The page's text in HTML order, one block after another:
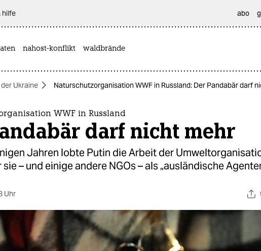
hilfe abo
nahost-konflikt waldbrände
Ukraine Naturschutzorganisation WWF in Russland: Der Pandabär darf
WWF in Russland
darf nicht mehr
Jahren lobte Putin die Arbeit der
– und einige andere NGOs – als „ausländische
Uhr